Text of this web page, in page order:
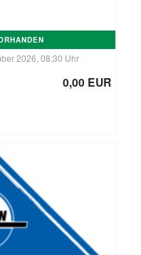
2026, 08:30 Uhr
0,00 EUR